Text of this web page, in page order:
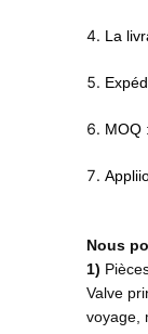
4. La
5.
6. MOQ
7.
Nous
1)
Valve
voyage,